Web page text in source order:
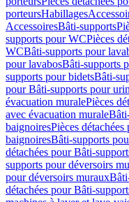
porteursHabillages
AccessoiresBâti-supports
supports pour WCPièces
WCBâti-supports pour
pour lavabosBâti-supports
supports pour bidetsBâti-
pour Bâti-supports pour
évacuation muralePièces
avec évacuation murale
baignoiresPièces
baignoiresBâti-supports
détachées pour Bâti-
supports pour déversoirs
pour déversoirs muraux
détachées pour Bâti-